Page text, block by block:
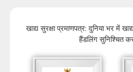
खाद्य सुरक्षा प्रमाणपत्र: दुनिया भर में
हैंडलिंग सुनिश्चित